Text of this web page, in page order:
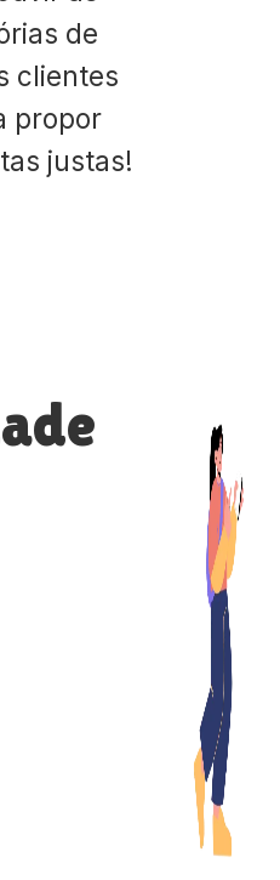
de
clientes
propor
justas!